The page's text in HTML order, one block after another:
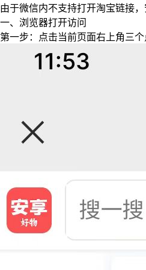
由于微信内不支持打开淘宝链接
一、浏览器打开访问
第一步：点击当前页面右上角三个